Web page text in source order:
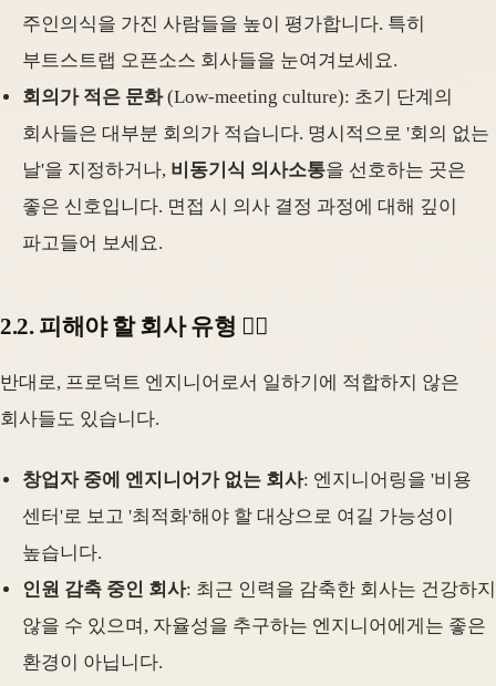
주인의식을 가진 사람들을 높이 평가합니다. 특히
부트스트랩 오픈소스 회사들을 눈여겨보세요.
회의가 적은 문화(Low-meeting culture): 초기 단계의
회사들은 대부분 회의가 적습니다. 명시적으로 '회의 없는
날'을 지정하거나, 비동기식 의사소통을 선호하는 곳은
좋은 신호입니다. 면접 시 의사 결정 과정에 대해 깊이
파고들어 보세요.
2.2. 피해야 할 회사 유형 🙅‍♀️
반대로, 프로덕트 엔지니어로서 일하기에 적합하지 않은
회사들도 있습니다.
창업자 중에 엔지니어가 없는 회사: 엔지니어링을 '비용
센터'로 보고 '최적화'해야 할 대상으로 여길 가능성이
높습니다.
인원 감축 중인 회사: 최근 인력을 감축한 회사는 건강하지
않을 수 있으며, 자율성을 추구하는 엔지니어에게는 좋은
환경이 아닙니다.